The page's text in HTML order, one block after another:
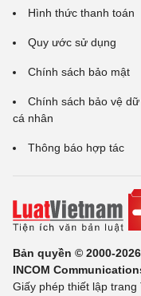
Hình thức thanh toán
Quy ước sử dụng
Chính sách bảo mật
Chính sách bảo vệ dữ
cá nhân
Thông báo hợp tác
Bản quyền © 2000-
INCOM
Giấy phép thiết lập